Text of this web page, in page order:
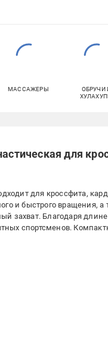
МАССАЖЕРЫ
ОБРУЧИ
для
для кроссфита,
и быстрого вращения,
захват. Благодаря
спортсменов.